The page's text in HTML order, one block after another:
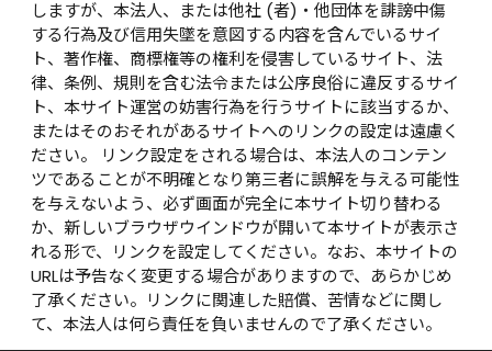
しますが、本法人、または他社 (者)・他団体を誹謗中傷
する行為及び信用失墜を意図する内容を含んでいるサイ
ト、著作権、商標権等の権利を侵害しているサイト、法
律、条例、規則を含む法令または公序良俗に違反するサイ
ト、本サイト運営の妨害行為を行うサイトに該当するか、
またはそのおそれがあるサイトへのリンクの設定は遠慮く
ださい。 リンク設定をされる場合は、本法人のコンテン
ツであることが不明確となり第三者に誤解を与える可能性
を与えないよう、必ず画面が完全に本サイト切り替わる
か、新しいブラウザウインドウが開いて本サイトが表示さ
れる形で、リンクを設定してください。なお、本サイトの
URLは予告なく変更する場合がありますので、あらかじめ
了承ください。リンクに関連した賠償、苦情などに関し
て、本法人は何ら責任を負いませんので了承ください。